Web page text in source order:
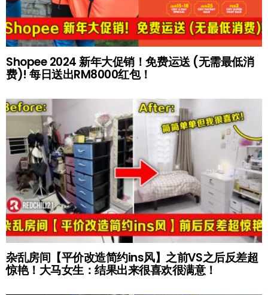
Shopee 2024 新年大促销！免费运送 (无需最低消
费)! 每日送出RM8000红包！
杂乱房间【平价改造简约ins风】之前VS之后反差超
惊艳！大马女生：结果出来很喜欢很满意！